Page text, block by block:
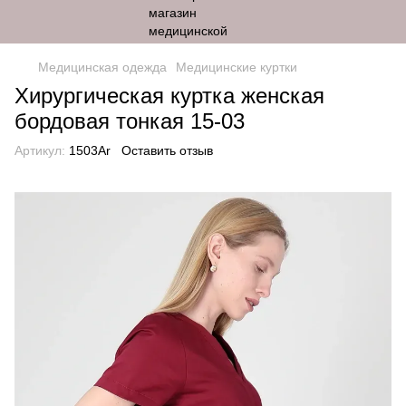
Медицинская одежда Медицинские куртки
Хирургическая куртка женская
бордовая тонкая 15-03
Артикул: 1503Ar Оставить отзыв